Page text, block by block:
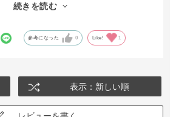
続きを読む
参考になった 0 Like! 1
表示：新しい順